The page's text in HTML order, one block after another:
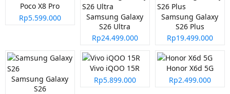
Poco X8 Pro
Rp5.599.000
Samsung Galaxy
S26 Ultra
Rp24.499.000
Samsung Galaxy
S26 Plus
Rp19.499.000
Samsung Galaxy
S26
Vivo iQOO 15R
Rp5.899.000
Honor X6d 5G
Rp2.499.000